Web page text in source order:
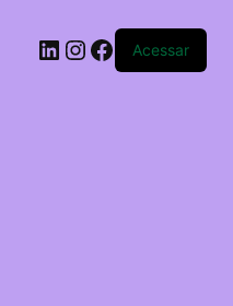
LinkedIn
Instagram
Facebook
Acessar